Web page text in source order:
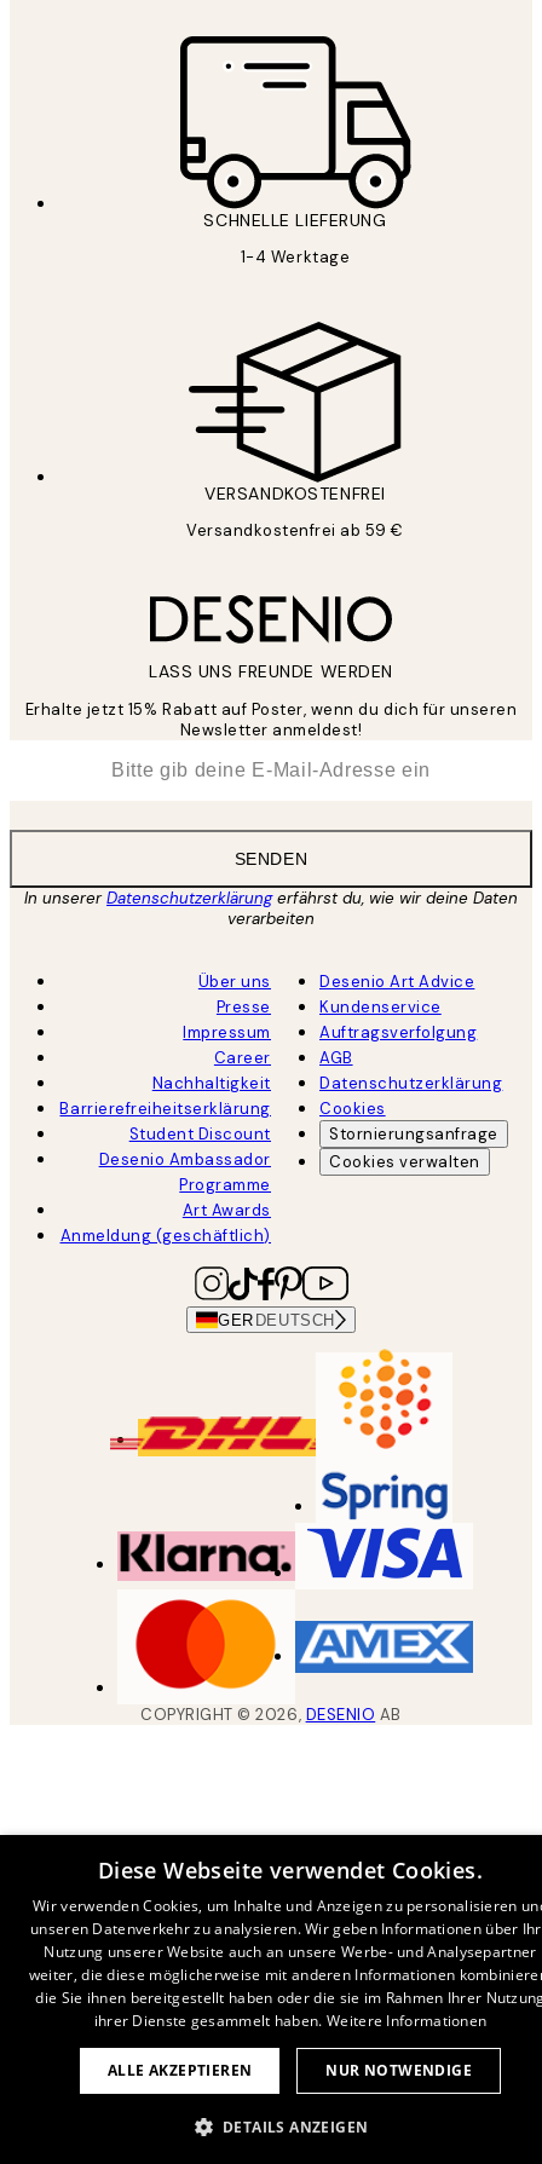
SCHNELLE LIEFERUNG
1-4 Werktage
VERSANDKOSTENFREI
Versandkostenfrei ab 59 €
LASS UNS FREUNDE WERDEN
Erhalte jetzt 15% Rabatt auf Poster, wenn du dich für unseren
Newsletter anmeldest!
SENDEN
In unsererDatenschutzerklärungerfährst du, wie wir deine Daten
verarbeiten
Über uns
Presse
Impressum
Career
Nachhaltigkeit
Barrierefreiheitserklärung
Student Discount
Desenio Ambassador
Programme
Art Awards
Anmeldung (geschäftlich)
Desenio Art Advice
Kundenservice
Auftragsverfolgung
AGB
Datenschutzerklärung
Cookies
Stornierungsanfrage
Cookies verwalten
GER DEUTSCH
COPYRIGHT ©2026, DESENIO AB
Diese Webseite verwendet Cookies.
Wir verwenden Cookies, um Inhalte und Anzeigen zu personalisieren
unseren Datenverkehr zu analysieren. Wir geben Informationen über
Nutzung unserer Website auch an unsere Werbe- und Analysepartner
weiter, die diese möglicherweise mit anderen Informationen
die Sie ihnen bereitgestellt haben oder die sie im Rahmen Ihrer
ihrer Dienste gesammelt haben. Weitere Informationen
ALLE AKZEPTIEREN NUR NOTWENDIGE
DETAILS ANZEIGEN